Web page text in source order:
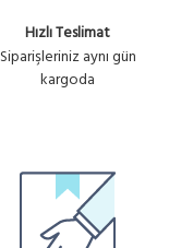
Hızlı Teslimat
Siparişleriniz aynı gün
kargoda